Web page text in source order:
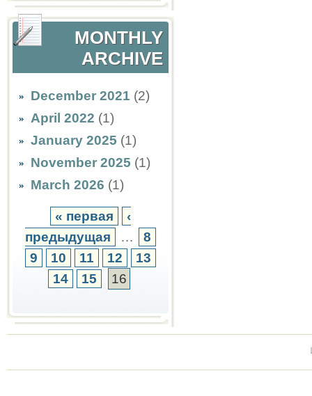
MONTHLY
ARCHIVE
December 2021 (2)
April 2022 (1)
January 2025 (1)
November 2025 (1)
March 2026 (1)
« первая
‹
предыдущая
…
8
9
10 11 12
13
14
15 16